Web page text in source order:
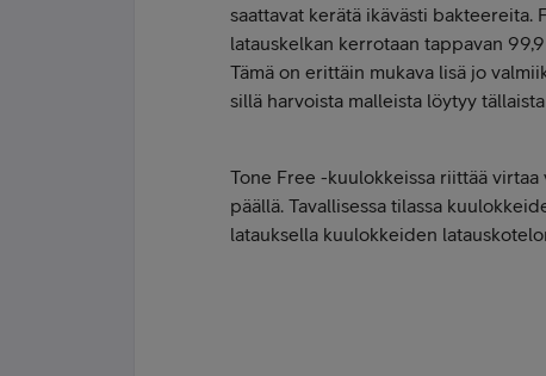
saattavat kerätä ikävästi
latauskelkan kerrotaan tappavan
Tämä on erittäin mukava lisä jo
sillä harvoista malleista löytyy
Tone Free -kuulokkeissa riittää
päällä. Tavallisessa tilassa
latauksella kuulokkeiden